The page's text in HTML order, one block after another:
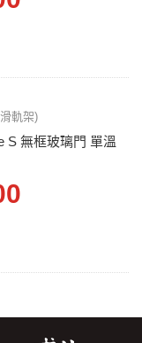
軌架)
S 無框玻璃門 單溫